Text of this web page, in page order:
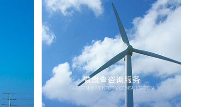
碳盘查咨询服务
CARBON INVENTORY CONSULTATION